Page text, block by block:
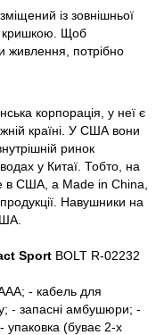
із зовнішньої
кришкою. Щоб
живлення, потрібно
корпорація, у неї є
країні. У США вони
ринок
у Китаї. Тобто, на
в США, а Made in China,
Навушники на
Sport BOLT R-02232
- кабель для
- запасні амбушюри; -
упаковка (буває 2-х